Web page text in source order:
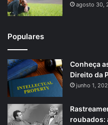
agosto 30,
Populares
Conheça
Direito da
junho 1,
roubados: